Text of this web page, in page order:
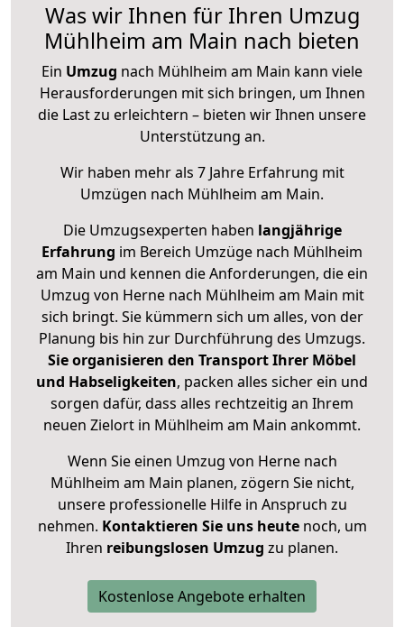
Was wir Ihnen für Ihren Umzug
Mühlheim am Main nach bieten
Ein Umzug nach Mühlheim am Main kann viele
Herausforderungen mit sich bringen, um Ihnen
die Last zu erleichtern – bieten wir Ihnen unsere
Unterstützung an.
Wir haben mehr als 7 Jahre Erfahrung mit
Umzügen nach Mühlheim am Main.
Die Umzugsexperten haben langjährige
Erfahrung im Bereich Umzüge nach Mühlheim
am Main und kennen die Anforderungen, die ein
Umzug von Herne nach Mühlheim am Main mit
sich bringt. Sie kümmern sich um alles, von der
Planung bis hin zur Durchführung des Umzugs.
Sie organisieren den Transport Ihrer Möbel
und Habseligkeiten, packen alles sicher ein und
sorgen dafür, dass alles rechtzeitig an Ihrem
neuen Zielort in Mühlheim am Main ankommt.
Wenn Sie einen Umzug von Herne nach
Mühlheim am Main planen, zögern Sie nicht,
unsere professionelle Hilfe in Anspruch zu
nehmen. Kontaktieren Sie uns heutenoch, um
Ihren reibungslosen Umzug zu planen.
Kostenlose Angebote erhalten